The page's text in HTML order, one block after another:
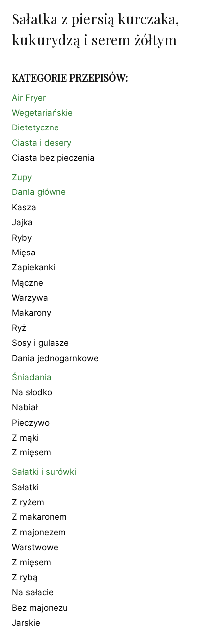
Sałatka z piersią kurczaka,
kukurydzą i serem żółtym
KATEGORIE PRZEPISÓW:
Air Fryer
Wegetariańskie
Dietetyczne
Ciasta i desery
Ciasta bez pieczenia
Zupy
Dania główne
Kasza
Jajka
Ryby
Mięsa
Zapiekanki
Mączne
Warzywa
Makarony
Ryż
Sosy i gulasze
Dania jednogarnkowe
Śniadania
Na słodko
Nabiał
Pieczywo
Z mąki
Z mięsem
Sałatki i surówki
Sałatki
Z ryżem
Z makaronem
Z majonezem
Warstwowe
Z mięsem
Z rybą
Na sałacie
Bez majonezu
Jarskie